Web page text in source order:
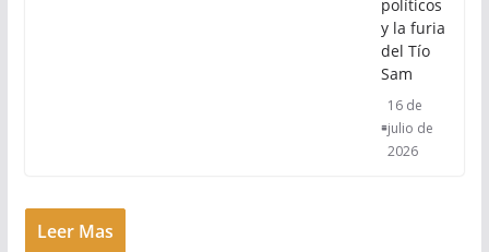
políticos
y la furia
del Tío
Sam
16 de
julio de
2026
Leer Mas